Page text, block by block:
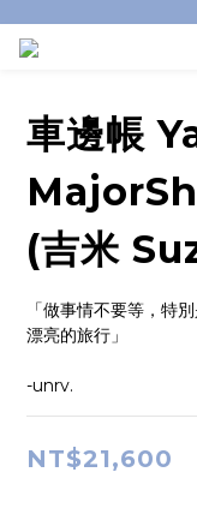
車邊帳
(吉米
「做事情不要等，特
漂亮的旅行」
-unrv.
NT$21,600